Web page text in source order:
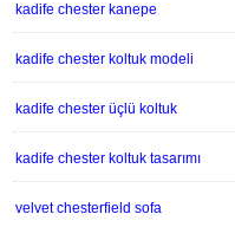
kadife chester kanepe
kadife chester koltuk modeli
kadife chester üçlü koltuk
kadife chester koltuk tasarımı
velvet chesterfield sofa